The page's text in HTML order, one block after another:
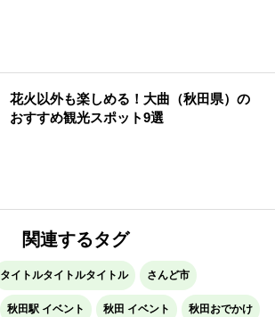
花火以外も楽しめる！大曲（秋田県）の
おすすめ観光スポット9選
関連するタグ
タイトルタイトルタイトル さんど市
秋田駅 イベント 秋田 イベント 秋田おでかけ